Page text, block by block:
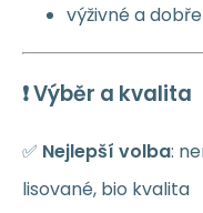
výživné a
❗ Výběr a kvalita
✅ Nejlepší volba:
lisované, bio kvalita